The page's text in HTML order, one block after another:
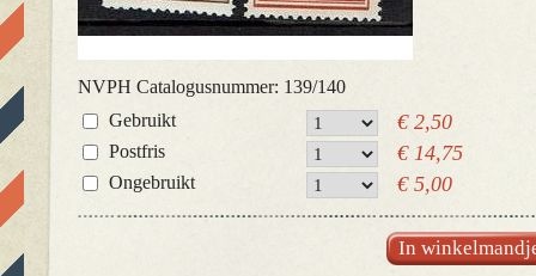
NVPH Catalogusnummer: 139/140
Gebruikt
€ 2,50
Postfris € 14,75
Ongebruikt € 5,00
In